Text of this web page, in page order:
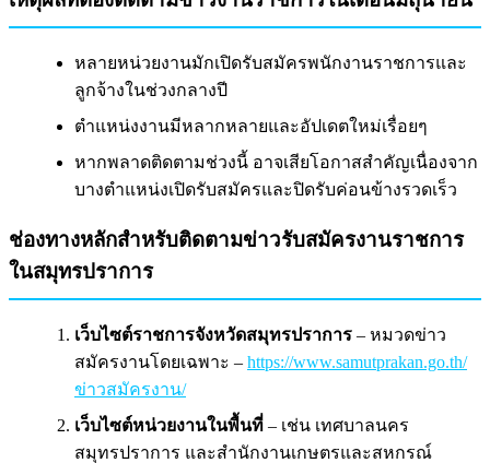
หลายหน่วยงานมักเปิดรับสมัครพนักงานราชการและ
ลูกจ้างในช่วงกลางปี
ตำแหน่งงานมีหลากหลายและอัปเดตใหม่เรื่อยๆ
หากพลาดติดตามช่วงนี้ อาจเสียโอกาสสำคัญเนื่องจาก
บางตำแหน่งเปิดรับสมัครและปิดรับค่อนข้างรวดเร็ว
ช่องทางหลักสำหรับติดตามข่าวรับสมัครงานราชการ
ในสมุทรปราการ
เว็บไซต์ราชการจังหวัดสมุทรปราการ – หมวดข่าว
สมัครงานโดยเฉพาะ – https://www.samutprakan.go.th/
ข่าวสมัครงาน/
เว็บไซต์หน่วยงานในพื้นที่ – เช่น เทศบาลนคร
สมุทรปราการ และสำนักงานเกษตรและสหกรณ์